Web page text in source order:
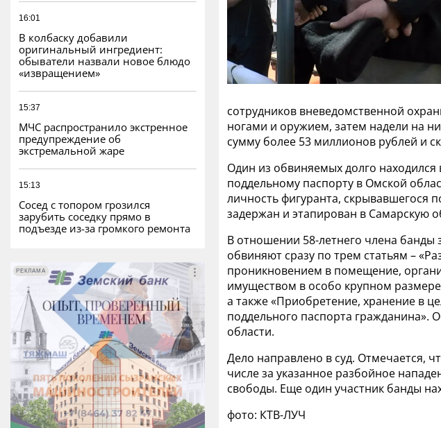
16:01
В колбаску добавили
оригинальный ингредиент:
обыватели назвали новое блюдо
«извращением»
15:37
МЧС распространило экстренное
предупреждение об
экстремальной жаре
15:13
Сосед с топором грозился
зарубить соседку прямо в
подъезде из-за громкого ремонта
РЕКЛАМА
РЕКЛАМА
сотрудников вневедомственной
ногами и оружием, затем надели на
сумму более 53 миллионов рублей и
Один из обвиняемых долго
поддельному паспорту в Омской
личность фигуранта,
задержан и этапирован в Самарскую
В отношении 58-летнего члена банды
обвиняют сразу по трем статьям –
проникновением в помещение,
имуществом в особо крупном
а также «Приобретение, хранение в
поддельного паспорта
области.
Дело направлено в суд. Отмечается,
числе за указанное разбойное
свободы. Еще один участник банды
фото: КТВ-ЛУЧ